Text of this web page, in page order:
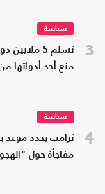
3
سياسة
تسلم 5
منع أحد أدواتها
4
سياسة
ترامب يحدد
مفاجأة حول